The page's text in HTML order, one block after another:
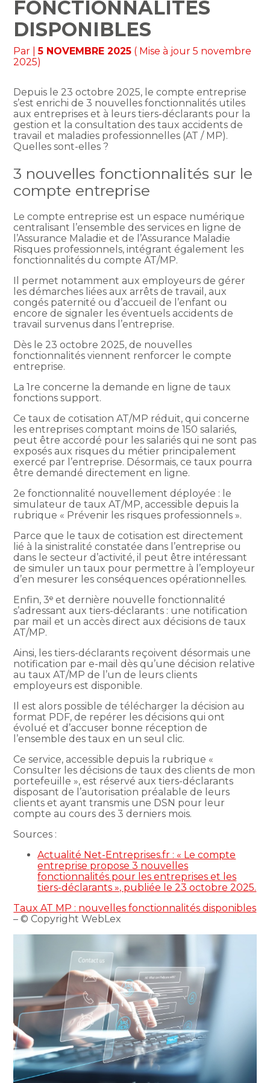
FONCTIONNALITÉS
DISPONIBLES
Par |5 NOVEMBRE 2025 ( Mise à jour 5 novembre
2025)
Depuis le 23 octobre 2025, le compte entreprise
s’est enrichi de 3 nouvelles fonctionnalités utiles
aux entreprises et à leurs tiers-déclarants pour la
gestion et la consultation des taux accidents de
travail et maladies professionnelles (AT / MP).
Quelles sont-elles ?
3 nouvelles fonctionnalités sur le
compte entreprise
Le compte entreprise est un espace numérique
centralisant l’ensemble des services en ligne de
l’Assurance Maladie et de l’Assurance Maladie
Risques professionnels, intégrant également les
fonctionnalités du compte AT/MP.
Il permet notamment aux employeurs de gérer
les démarches liées aux arrêts de travail, aux
congés paternité ou d’accueil de l’enfant ou
encore de signaler les éventuels accidents de
travail survenus dans l’entreprise.
Dès le 23 octobre 2025, de nouvelles
fonctionnalités viennent renforcer le compte
entreprise.
La 1re concerne la demande en ligne de taux
fonctions support.
Ce taux de cotisation AT/MP réduit, qui concerne
les entreprises comptant moins de 150 salariés,
peut être accordé pour les salariés qui ne sont pas
exposés aux risques du métier principalement
exercé par l’entreprise. Désormais, ce taux pourra
être demandé directement en ligne.
2e fonctionnalité nouvellement déployée : le
simulateur de taux AT/MP, accessible depuis la
rubrique « Prévenir les risques professionnels ».
Parce que le taux de cotisation est directement
lié à la sinistralité constatée dans l’entreprise ou
dans le secteur d’activité, il peut être intéressant
de simuler un taux pour permettre à l’employeur
d’en mesurer les conséquences opérationnelles.
Enfin, 3ᵉ et dernière nouvelle fonctionnalité
s’adressant aux tiers-déclarants : une notification
par mail et un accès direct aux décisions de taux
AT/MP.
Ainsi, les tiers-déclarants reçoivent désormais une
notification par e-mail dès qu’une décision relative
au taux AT/MP de l’un de leurs clients
employeurs est disponible.
Il est alors possible de télécharger la décision au
format PDF, de repérer les décisions qui ont
évolué et d’accuser bonne réception de
l’ensemble des taux en un seul clic.
Ce service, accessible depuis la rubrique «
Consulter les décisions de taux des clients de mon
portefeuille », est réservé aux tiers-déclarants
disposant de l’autorisation préalable de leurs
clients et ayant transmis une DSN pour leur
compte au cours des 3 derniers mois.
Sources :
Actualité Net-Entreprises.fr : « Le compte
entreprise propose 3 nouvelles
fonctionnalités pour les entreprises et les
tiers-déclarants », publiée le 23 octobre 2025.
Taux AT MP : nouvelles fonctionnalités disponibles
– © Copyright WebLex